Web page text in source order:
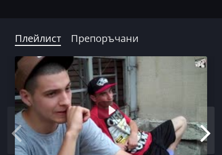
Плейлист Препоръчани